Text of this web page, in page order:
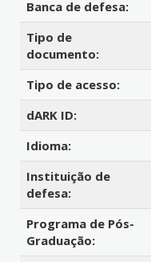
Banca de defesa:
Tipo de
documento:
Tipo de acesso:
dARK ID:
Idioma:
Instituição de
defesa:
Programa de Pós-
Graduação: